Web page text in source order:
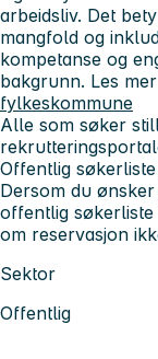
arbeidsliv. Det
mangfold og
kompetanse og
bakgrunn. Les
fylkeskommune
Alle som søker
Offentlig
Dersom du
offentlig
om reservasjon
Sektor
Offentlig